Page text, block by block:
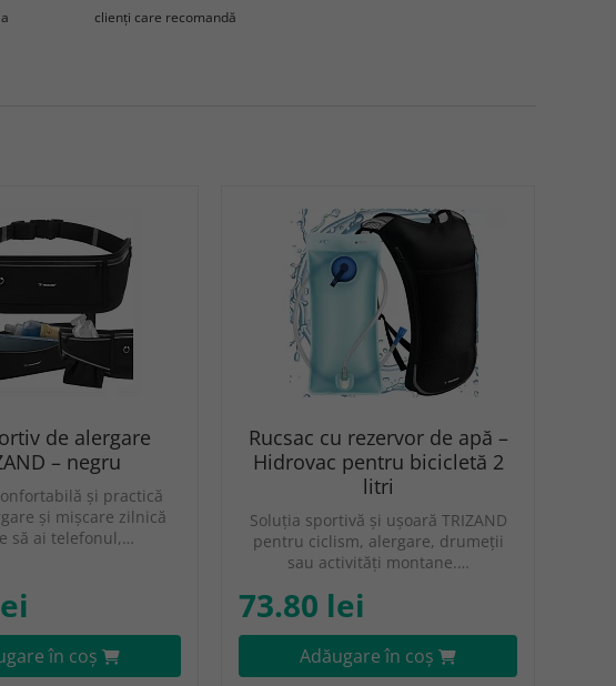
clienţi care recomandă
de alergare
– negru
și practică
și mișcare zilnică
să ai telefonul,…
în coş
Rucsac cu rezervor de apă –
Hidrovac pentru bicicletă 2
litri
Soluția sportivă și ușoară TRIZAND
pentru ciclism, alergare, drumeții
sau activități montane.…
73.80 lei
Adăugare în coş